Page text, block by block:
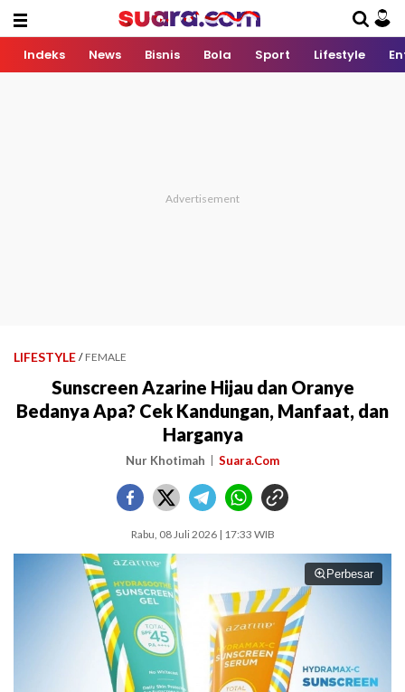
Indeks News Bisnis Bola Sport Lifestyle
LIFESTYLE / FEMALE
Sunscreen Azarine Hijau dan Oranye
Bedanya Apa? Cek Kandungan, Manfaat, dan
Harganya
Nur Khotimah Suara.Com
Rabu, 08 Juli 2026 | 17:33 WIB
Perbesar